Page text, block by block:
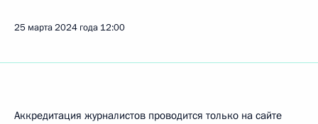
25 марта 2024 года 12:00
Аккредитация журналистов проводится только на сайте